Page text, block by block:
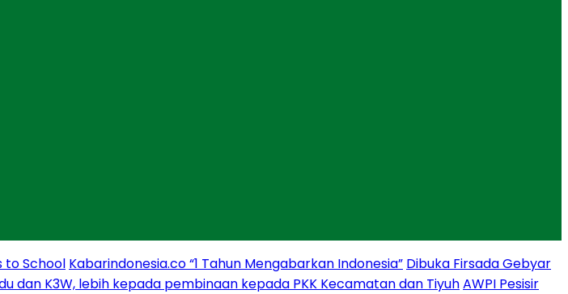
to School Kabarindonesia.co “1 Tahun Mengabarkan Indonesia” Dibuka Firsada Gebyar
dan K3W, lebih kepada pembinaan kepada PKK Kecamatan dan TiyuhAWPI Pesisir